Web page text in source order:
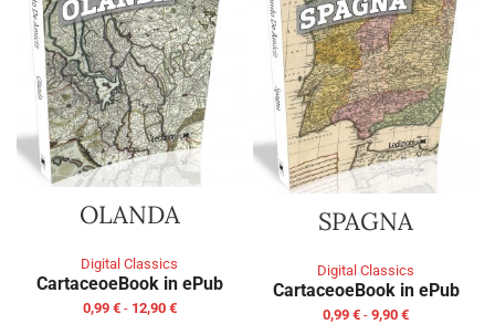
OLANDA
Digital Classics
CartaceoeBook in ePub
0,99 € - 12,90 €
SPAGNA
Digital Classics
CartaceoeBook in ePub
0,99 € - 9,90 €